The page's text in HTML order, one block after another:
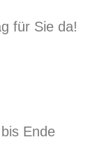
für Sie da!
Ende